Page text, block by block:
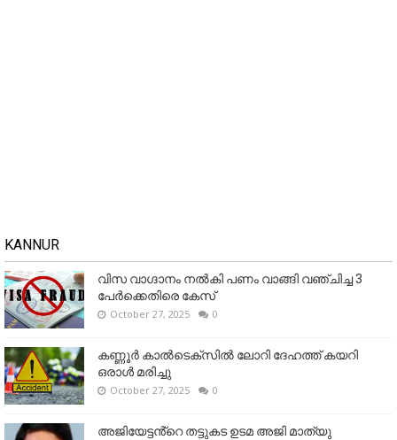
KANNUR
വിസ വാഗ്ദാനം നൽകി പണം വാങ്ങി വഞ്ചിച്ച 3
പേർക്കെതിരെ കേസ്
October 27, 2025 0
കണ്ണൂര്‍ കാല്‍ടെക്‌സില്‍ ലോറി ദേഹത്ത് കയറി
ഒരാള്‍ മരിച്ചു
October 27, 2025 0
അജിയേട്ടൻ്റെ തട്ടുകട ഉടമ അജി മാത്യു